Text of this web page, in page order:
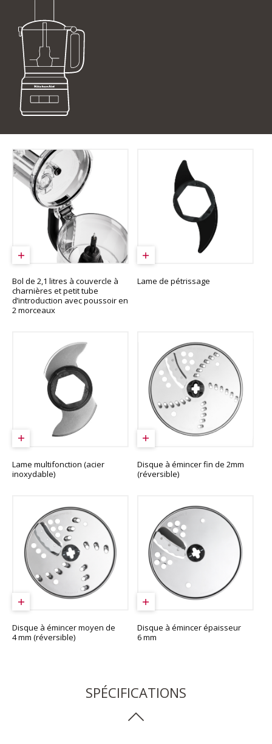
Bol de 2,1 litres à couvercle à
charnières et petit tube
d’introduction avec poussoir en
2 morceaux
Lame de pétrissage
Lame multifonction (acier
inoxydable)
Disque à émincer fin de 2mm
(réversible)
Disque à émincer moyen de
4 mm (réversible)
Disque à émincer épaisseur
6 mm
SPÉCIFICATIONS